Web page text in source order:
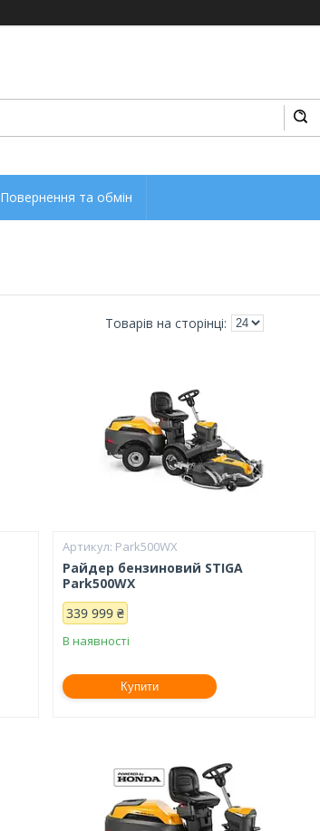
Повернення та обмін
Park500WX
Райдер бензиновий STIGA
Park500WX
339 999 ₴
В наявності
Купити